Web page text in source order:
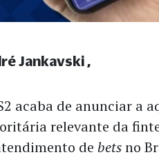
acaba de anunciar a
relevante da
debetsno
Jankavski